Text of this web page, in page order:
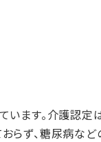
ます。介護認
らず、糖尿病な